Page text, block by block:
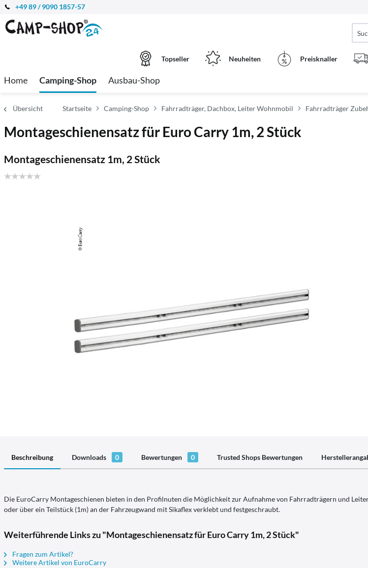
+49 89 / 9090 1857-57
Topseller Neuheiten Preisknaller
Home Camping-Shop Ausbau-Shop
Übersicht Startseite Camping-Shop Fahrradträger, Dachbox, Leiter Wohnmobil Fahrradträger
Montageschienensatz für Euro Carry 1m, 2 Stück
Montageschienensatz 1m, 2 Stück
Beschreibung Downloads 0 Bewertungen 0 Trusted Shops Bewertungen
Die EuroCarry Montageschienen bieten in den Profilnuten die Möglichkeit zur Aufnahme von Fahrradträgern und
oder über ein Teilstück (1m) an der Fahrzeugwand mit Sikaflex verklebt und festgeschraubt.
Weiterführende Links zu "Montageschienensatz für Euro Carry 1m, 2 Stück"
Fragen zum Artikel?
Weitere Artikel von EuroCarry